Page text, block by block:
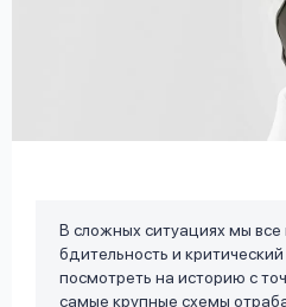
В сложных ситуациях мы
бдительность и
посмотреть на историю с
самые крупные схемы
Оформить заявку
Ответы
на